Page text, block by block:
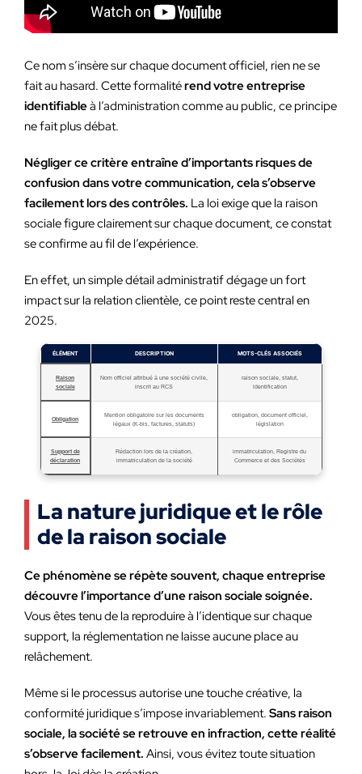
Ce nom s’insère sur chaque document officiel, rien ne se
fait au hasard. Cette formalitérend votre entreprise
identifiableà l’administration comme au public, ce principe
ne fait plus débat.
Négliger ce critère entraîne d’importants risques de
confusion dans votre communication, cela s’observe
facilement lors des contrôles. La loi exige que la raison
sociale figure clairement sur chaque document, ce constat
se confirme au fil de l’expérience.
En effet, un simple détail administratif dégage un fort
impact sur la relation clientèle, ce point reste central en
2025.
ÉLÉMENT DESCRIPTION MOTS-CLÉS ASSOCIÉS
Raison
sociale
Nom officiel attribué à une société civile,
inscrit au RCS
raison sociale, statut,
identification
Obligation
Mention obligatoire sur les documents
légaux (K-bis, factures, statuts)
obligation, document officiel,
législation
Support de
déclaration
Rédaction lors de la création,
immatriculation de la société
immatriculation, Registre du
Commerce et des Sociétés
La nature juridique et le rôle
de la raison sociale
Ce phénomène se répète souvent, chaque entreprise
découvre l’importance d’une raison sociale soignée.
Vous êtes tenu de la reproduire à l’identique sur chaque
support, la réglementation ne laisse aucune place au
relâchement.
Même si le processus autorise une touche créative, la
conformité juridique s’impose invariablement. Sans raison
sociale, la société se retrouve en infraction, cette réalité
s’observe facilement. Ainsi, vous évitez toute situation